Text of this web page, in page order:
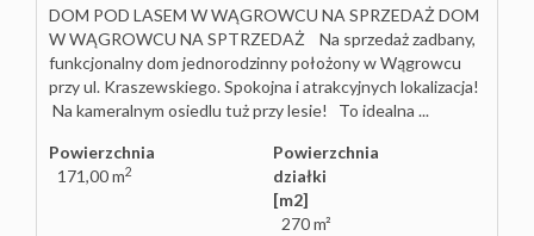
DOM POD LASEM W WĄGROWCU NA SPRZEDAŻ DOM
W WĄGROWCU NA SPTRZEDAŻ Na sprzedaż zadbany,
funkcjonalny dom jednorodzinny położony w Wągrowcu
przy ul. Kraszewskiego. Spokojna i atrakcyjnych lokalizacja!
Na kameralnym osiedlu tuż przy lesie! To idealna ...
Powierzchnia
171,00 m2
Powierzchnia
działki
[m2]
270 m²